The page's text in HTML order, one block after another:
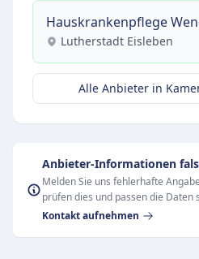
Hauskrankenpflege
Lutherstadt Eisleben
Alle Anbieter in
Anbieter-Informationen
Melden Sie uns fehlerhafte
prüfen dies und passen die Daten
Kontakt aufnehmen